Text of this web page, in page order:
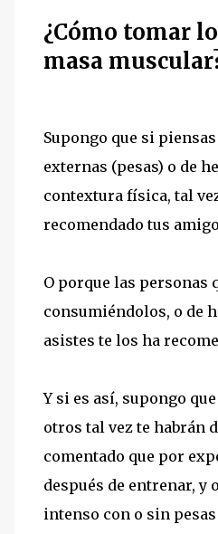
¿Cómo tomar
masa
Supongo que si
externas (pesas) o de
contextura física, tal
recomendado tus
O porque las personas
consumiéndolos, o de
asistes te los ha
Y si es así, supongo
otros tal vez te habrán
comentado que por
después de entrenar,
intenso con o sin